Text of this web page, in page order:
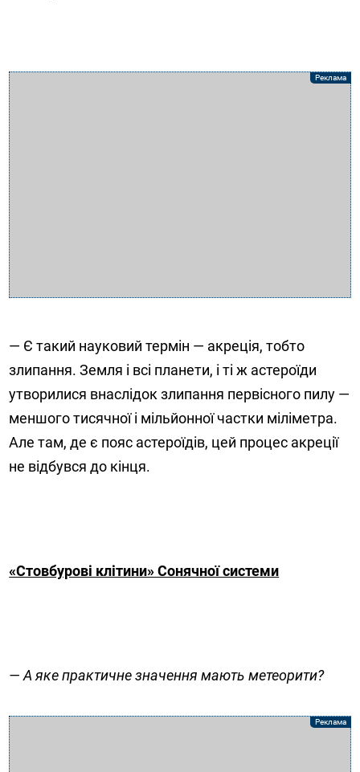
— Є такий науковий термін — акреція, тобто
злипання. Земля і всі планети, і ті ж астероїди
утворилися внаслідок злипання первісного пилу —
меншого тисячної і мільйонної частки міліметра.
Але там, де є пояс астероїдів, цей процес акреції
не відбувся до кінця.
«Стовбурові клітини» Сонячної системи
— А яке практичне значення мають метеорити?